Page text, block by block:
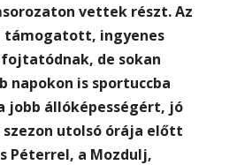
vettek részt. Az
támogatott, ingyenes
de sokan
napokon is sportuccba
jobb állóképességért, jó
utolsó órája előtt
Péterrel, a Mozdulj,